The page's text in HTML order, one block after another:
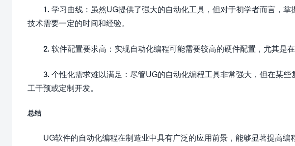
1. 学习曲线：虽然UG提供了强大的自动化工具，但对于初学者而言，
技术需要一定的时间和经验。
2. 软件配置要求高：实现自动化编程可能需要较高的硬件配置，尤其是
3. 个性化需求难以满足：尽管UG的自动化编程工具非常强大，但在某
工干预或定制开发。
总结
UG软件的自动化编程在制造业中具有广泛的应用前景，能够显著提高